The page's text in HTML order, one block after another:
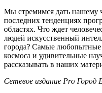
Мы стремимся дать нашему
последних тенденциях
областях. Что ждет
людей искусственный
города? Самые любопытные
космоса и удивительные
рассказывать в наших
Сетевое издание Рrо Город